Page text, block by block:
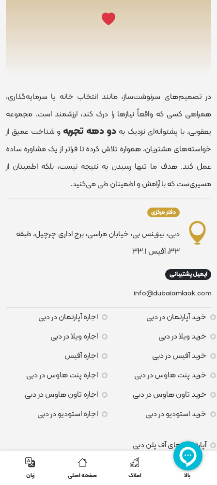
در تصمیم‌های سرنوشت‌ساز، مانند انتخاب خانه یا سرمایه‌گذاری،
همراهی کسی که واقعاً نیازها را درک کند، ارزشمند است. مجموعه
یعقوبی، با پشتوانه‌ای نزدیک بهدو دهه تجربه و شناخت عمیق از
خواسته‌های مشتریان، همواره تلاش کرده تا فراتر از یک مشاوره ساده
عمل کند. هدف ما تنها رسیدن به نتیجه نیست، بلکه اطمینان از
مسیری‌ست که با آرامش و اطمینان طی می‌کنید.
دفتر مرکزی
دبی، بیزینس بی، خیابان مراسی، برج اداری چرچیل، طبقه
٣٣، آفیس ٣٣٠١
ایمیل پشتیبانی
info@dubaiamlaak.com
خرید آپارتمان در دبی
خرید ویلا در دبی
خرید آفیس در دبی
خرید پنت هاوس در دبی
خرید تاون هاوس در دبی
خرید استودیو در دبی
اجاره آپارتمان در دبی
اجاره ویلا در دبی
اجاره آفیس
اجاره پنت هاوس در دبی
اجاره تاون هاوس در دبی
اجاره استودیو در دبی
آپارتمان های آف پلن دبی
ویلاهای آف پلن دبی
بالا املاک صفحه اصلی زبان